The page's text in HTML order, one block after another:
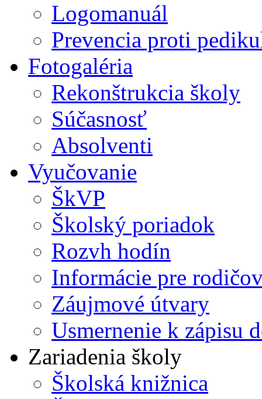
Logomanuál
Prevencia proti
Fotogaléria
Rekonštrukcia školy
Súčasnosť
Absolventi
Vyučovanie
ŠkVP
Školský poriadok
Rozvh hodín
Informácie pre
Záujmové útvary
Usmernenie k zápisu
Zariadenia školy
Školská knižnica